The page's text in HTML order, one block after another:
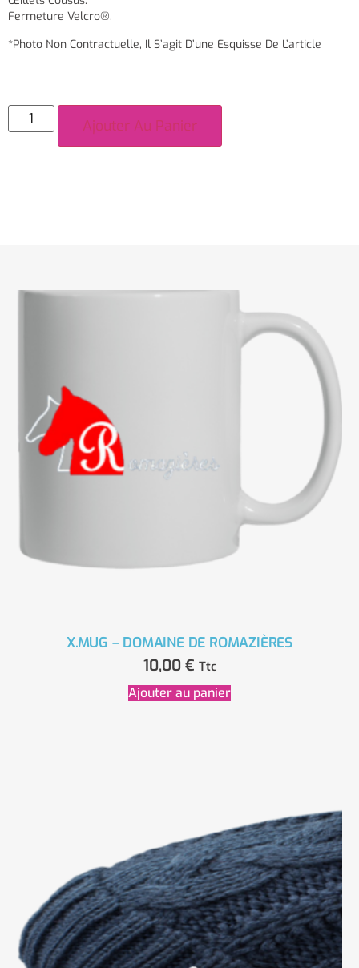
Fermeture Velcro®.
*Photo Non Contractuelle, Il S’agit D’une Esquisse De L’article
Ajouter Au Panier
X.MUG – DOMAINE DE ROMAZIÈRES
10,00 € Ttc
Ajouter au panier